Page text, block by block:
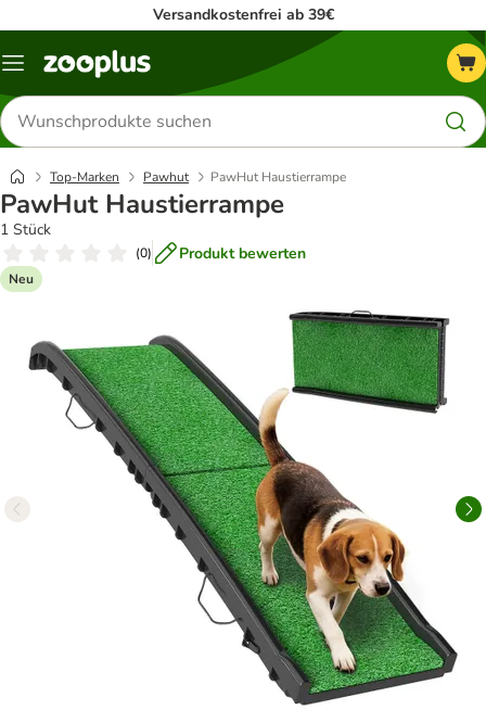
Versandkostenfrei ab 39€
Menü
Produkte
suchen
Top-Marken Pawhut PawHut Haustierrampe
PawHut Haustierrampe
1 Stück
(0) Produkt bewerten
Neu